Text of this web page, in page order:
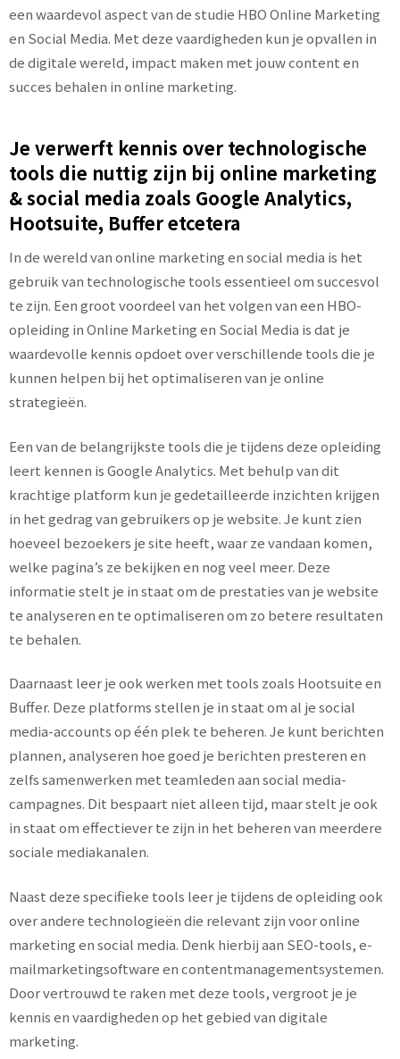
een waardevol aspect van de studie HBO Online Marketing
en Social Media. Met deze vaardigheden kun je opvallen in
de digitale wereld, impact maken met jouw content en
succes behalen in online marketing.
Je verwerft kennis over technologische
tools die nuttig zijn bij online marketing
& social media zoals Google Analytics,
Hootsuite, Buffer etcetera
In de wereld van online marketing en social media is het
gebruik van technologische tools essentieel om succesvol
te zijn. Een groot voordeel van het volgen van een HBO-
opleiding in Online Marketing en Social Media is dat je
waardevolle kennis opdoet over verschillende tools die je
kunnen helpen bij het optimaliseren van je online
strategieën.
Een van de belangrijkste tools die je tijdens deze opleiding
leert kennen is Google Analytics. Met behulp van dit
krachtige platform kun je gedetailleerde inzichten krijgen
in het gedrag van gebruikers op je website. Je kunt zien
hoeveel bezoekers je site heeft, waar ze vandaan komen,
welke pagina’s ze bekijken en nog veel meer. Deze
informatie stelt je in staat om de prestaties van je website
te analyseren en te optimaliseren om zo betere resultaten
te behalen.
Daarnaast leer je ook werken met tools zoals Hootsuite en
Buffer. Deze platforms stellen je in staat om al je social
media-accounts op één plek te beheren. Je kunt berichten
plannen, analyseren hoe goed je berichten presteren en
zelfs samenwerken met teamleden aan social media-
campagnes. Dit bespaart niet alleen tijd, maar stelt je ook
in staat om effectiever te zijn in het beheren van meerdere
sociale mediakanalen.
Naast deze specifieke tools leer je tijdens de opleiding ook
over andere technologieën die relevant zijn voor online
marketing en social media. Denk hierbij aan SEO-tools, e-
mailmarketingsoftware en contentmanagementsystemen.
Door vertrouwd te raken met deze tools, vergroot je je
kennis en vaardigheden op het gebied van digitale
marketing.